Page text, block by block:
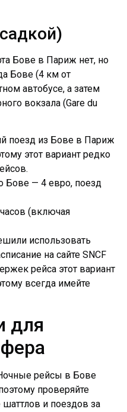
Бове в Париж нет, но
Бове (4 км от
автобусе, а затем
вокзала (Gare du
поезд из Бове в Париж
этот вариант редко
Бове — 4 евро, поезд
(включая
использовать
на сайте SNCF
рейса этот вариант
всегда имейте
для
рейсы в Бове
проверяйте
шаттлов и поездов за